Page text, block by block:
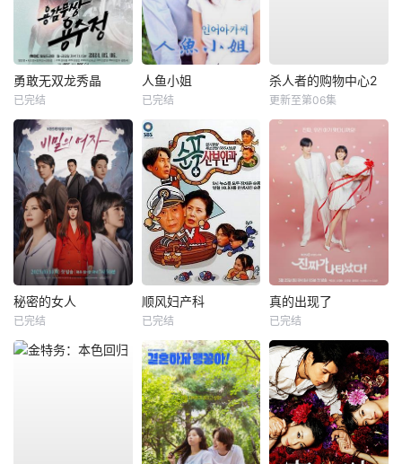
勇敢无双龙秀晶
已完结
人鱼小姐
已完结
杀人者的购物中心2
更新至第06集
秘密的女人
已完结
顺风妇产科
已完结
真的出现了
已完结